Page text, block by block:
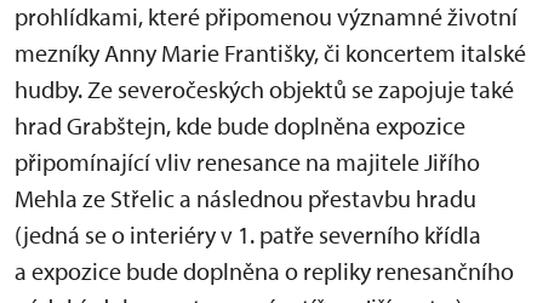
prohlídkami, které připomenou významné životní
mezníky Anny Marie Františky, či koncertem italské
hudby. Ze severočeských objektů se zapojuje také
hrad Grabštejn, kde bude doplněna expozice
připomínající vliv renesance na majitele Jiřího
Mehla ze Střelic a následnou přestavbu hradu
(jedná se o interiéry v 1. patře severního křídla
a expozice bude doplněna o repliky renesančního